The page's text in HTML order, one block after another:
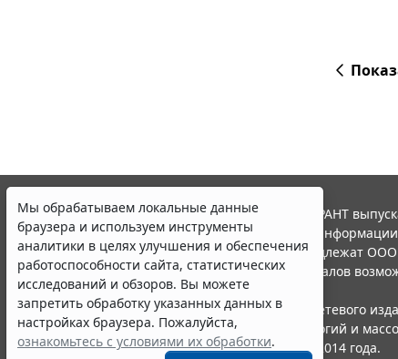
Мы обрабатываем локальные данные
браузера и используем инструменты
аналитики в целях улучшения и обеспечения
работоспособности сайта, статистических
исследований и обзоров. Вы можете
запретить обработку указанных данных в
настройках браузера. Пожалуйста,
ознакомьтесь с условиями их обработки.
© ООО "НПП "ГАРАНТ-СЕРВИС", 2026. Система ГАРАНТ
участниками Российской ассоциации правовой
Все права на материалы сайта ГАРАНТ.РУ принадлежат
Полное или частичное воспроизведение материалов
Правила использования портала.
Портал ГАРАНТ.РУ зарегистрирован в качестве сетевого
надзору в сфере связи,информационных технологий и
(Роскомнадзором), Эл № ФС77-58365 от 18 июня 2014 года.